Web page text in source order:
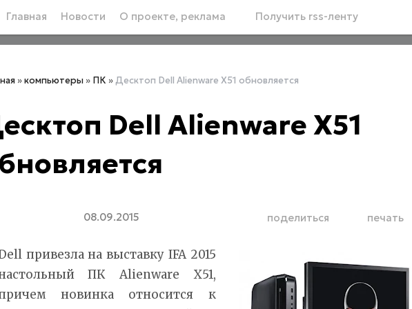
Главная Новости О проекте, реклама Получить rss-ленту
»компьютеры » ПК »Десктоп Dell Alienware X51 обновляется
Dell Alienware X51
08.09.2015 поделиться печать
привезла на выставку IFA 2015
ПК Alienware X51,
новинка относится к